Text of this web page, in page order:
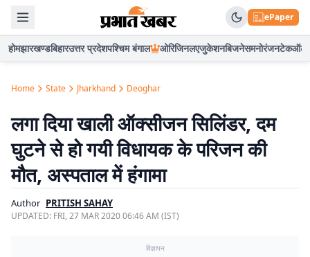
ePaper
होमझारखण्डबिहारउत्तर प्रदेशपश्चिम बंगाल ओरिजिनलएजुकेशनबिजनेसमनोरंजनटेकऑटो
Home State Jharkhand Deoghar
लगा दिया खाली ऑक्सीजन सिलिंडर, दम
घुटने से हो गयी विधायक के परिजन की
मौत, अस्पताल में हंगामा
Author PRITISH SAHAY
UPDATED: FRI, 27 MAR 2020 06:46 AM (IST)
विज्ञापन